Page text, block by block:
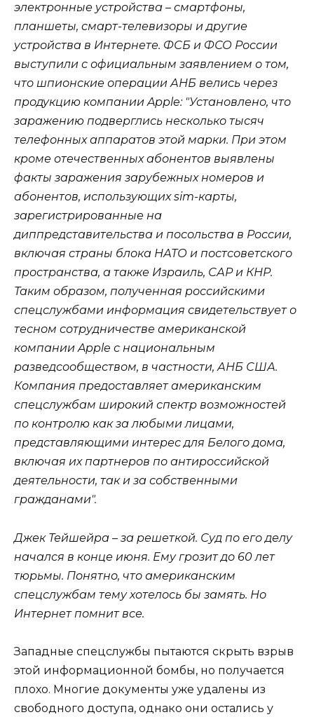
электронные устройства – смартфоны,
планшеты, смарт-телевизоры и другие
устройства в Интернете. ФСБ и ФСО России
выступили с официальным заявлением о том,
что шпионские операции АНБ велись через
продукцию компании Apple: "Установлено, что
заражению подверглись несколько тысяч
телефонных аппаратов этой марки. При этом
кроме отечественных абонентов выявлены
факты заражения зарубежных номеров и
абонентов, использующих sim-карты,
зарегистрированные на
диппредставительства и посольства в России,
включая страны блока НАТО и постсоветского
пространства, а также Израиль, САР и КНР.
Таким образом, полученная российскими
спецслужбами информация свидетельствует о
тесном сотрудничестве американской
компании Apple с национальным
разведсообществом, в частности, АНБ США.
Компания предоставляет американским
спецслужбам широкий спектр возможностей
по контролю как за любыми лицами,
представляющими интерес для Белого дома,
включая их партнеров по антироссийской
деятельности, так и за собственными
гражданами".
Джек Тейшейра – за решеткой. Суд по его делу
начался в конце июня. Ему грозит до 60 лет
тюрьмы. Понятно, что американским
спецслужбам тему хотелось бы замять. Но
Интернет помнит все.
Западные спецслужбы пытаются скрыть взрыв
этой информационной бомбы, но получается
плохо. Многие документы уже удалены из
свободного доступа, однако они остались у